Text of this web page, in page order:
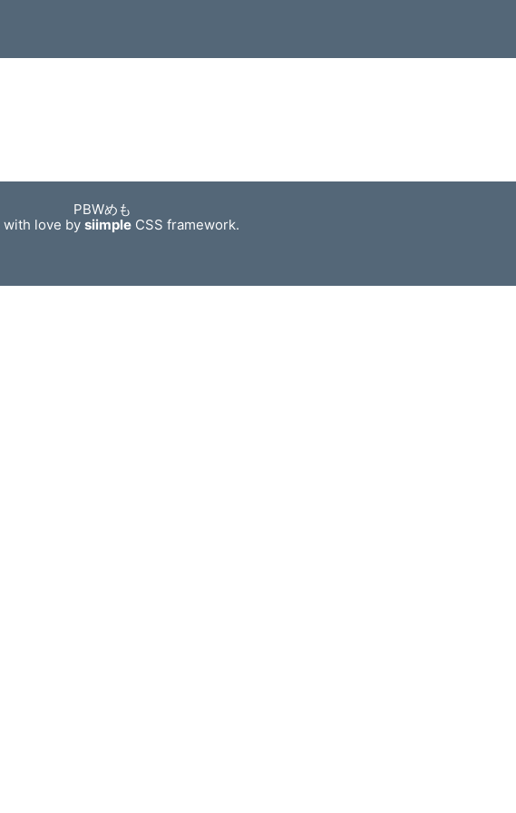
PBWめも
with love bysiimple CSS framework.